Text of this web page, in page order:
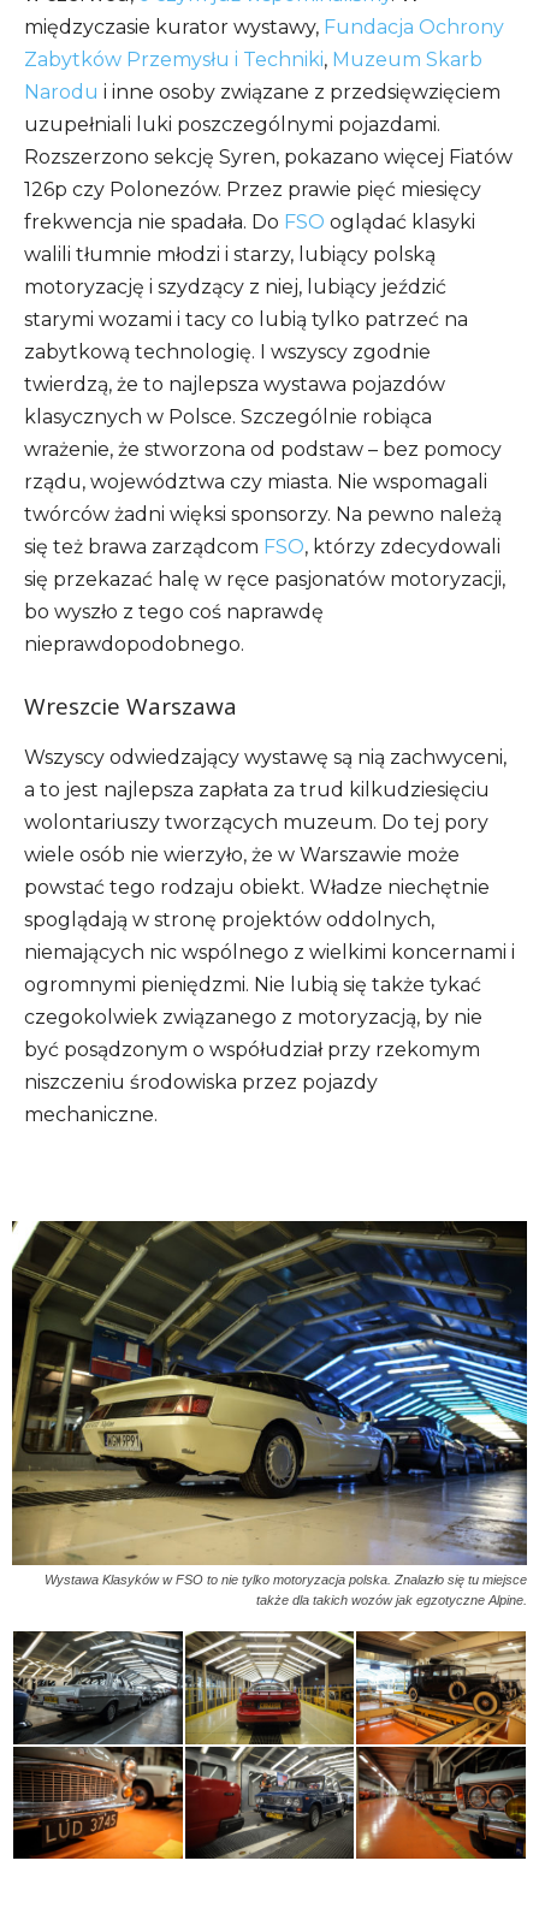
międzyczasie kurator wystawy, Fundacja Ochrony
Zabytków Przemysłu i Techniki, Muzeum Skarb
Narodu i inne osoby związane z przedsięwzięciem
uzupełniali luki poszczególnymi pojazdami.
Rozszerzono sekcję Syren, pokazano więcej Fiatów
126p czy Polonezów. Przez prawie pięć miesięcy
frekwencja nie spadała. Do FSO oglądać klasyki
walili tłumnie młodzi i starzy, lubiący polską
motoryzację i szydzący z niej, lubiący jeździć
starymi wozami i tacy co lubią tylko patrzeć na
zabytkową technologię. I wszyscy zgodnie
twierdzą, że to najlepsza wystawa pojazdów
klasycznych w Polsce. Szczególnie robiąca
wrażenie, że stworzona od podstaw – bez pomocy
rządu, województwa czy miasta. Nie wspomagali
twórców żadni więksi sponsorzy. Na pewno należą
się też brawa zarządcom FSO, którzy zdecydowali
się przekazać halę w ręce pasjonatów motoryzacji,
bo wyszło z tego coś naprawdę
nieprawdopodobnego.
Wreszcie Warszawa
Wszyscy odwiedzający wystawę są nią zachwyceni,
a to jest najlepsza zapłata za trud kilkudziesięciu
wolontariuszy tworzących muzeum. Do tej pory
wiele osób nie wierzyło, że w Warszawie może
powstać tego rodzaju obiekt. Władze niechętnie
spoglądają w stronę projektów oddolnych,
niemających nic wspólnego z wielkimi koncernami i
ogromnymi pieniędzmi. Nie lubią się także tykać
czegokolwiek związanego z motoryzacją, by nie
być posądzonym o współudział przy rzekomym
niszczeniu środowiska przez pojazdy
mechaniczne.
Wystawa Klasyków w FSO to nie tylko motoryzacja polska. Znalazło się tu miejsce
także dla takich wozów jak egzotyczne Alpine.